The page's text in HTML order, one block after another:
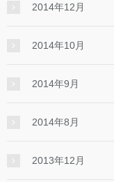
2014年12月
2014年10月
2014年9月
2014年8月
2013年12月